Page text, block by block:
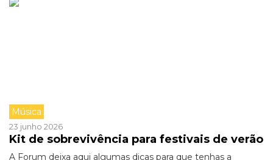
Música
23 junho 2026
Kit de sobrevivência para festivais de verão
A Forum deixa aqui algumas dicas para que tenhas a